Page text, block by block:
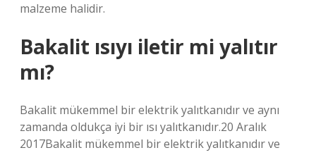
malzeme halidir.
Bakalit ısıyı iletir mi yalıtır
mı?
Bakalit mükemmel bir elektrik yalıtkanıdır ve aynı
zamanda oldukça iyi bir ısı yalıtkanıdır.20 Aralık
2017Bakalit mükemmel bir elektrik yalıtkanıdır ve